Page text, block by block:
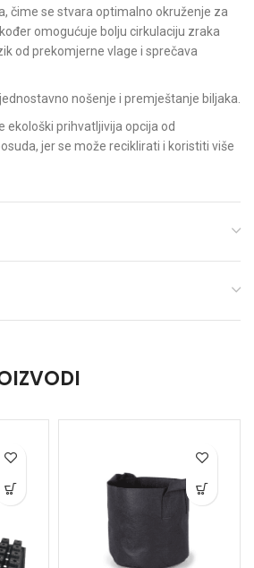
čime se stvara optimalno okruženje za
omogućuje bolju cirkulaciju zraka
od prekomjerne vlage i sprečava
nošenje i premještanje biljaka.
ekološki prihvatljivija opcija od
jer se može reciklirati i koristiti više